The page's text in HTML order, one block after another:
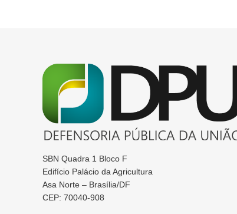
SBN Quadra 1 Bloco F
Edifício Palácio da Agricultura
Asa Norte – Brasília/DF
CEP: 70040-908